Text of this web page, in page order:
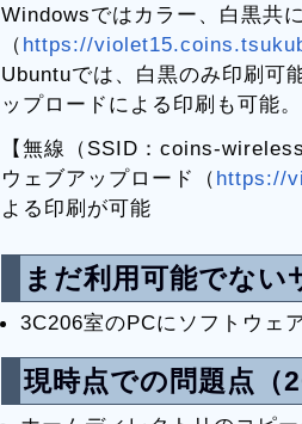
Windowsではカラー、白黒共
（ https://
Ubuntuでは、白黒のみ印刷可
ップロードによる印刷も可能。
【無線（SSID：coins-
ウェブアップロード（ https://
よる印刷が可能
まだ利用可能でない
3C206室のPCにソフトウェ
現時点での問題点（